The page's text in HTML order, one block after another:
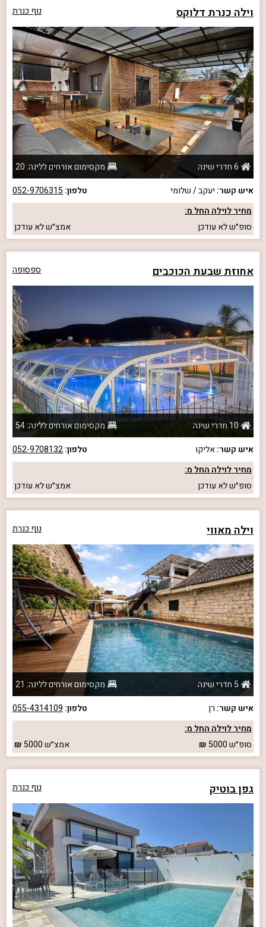
וילה כנרת דלוקס נוף כנרת
6 חדרי שינה
מקסימום אורחים ללינה: 20
איש קשר: יעקב / שלומי טלפון: 052-9706315
מחיר לוילה החל מ:
סופ״שלא עודכן אמצ״שלא עודכן
אחוזת שבעת הכוכבים ספסופה
10 חדרי שינה
מקסימום אורחים ללינה: 54
איש קשר:אליקו טלפון:052-9708132
מחיר לוילה החל מ:
סופ״שלא עודכן אמצ״שלא עודכן
וילה מאווי נוף כנרת
5 חדרי שינה
מקסימום אורחים ללינה: 21
איש קשר: רן טלפון: 055-4314109
מחיר לוילה החל מ:
סופ״ש5000 אמצ״ש5000
גפן בוטיק נוף כנרת